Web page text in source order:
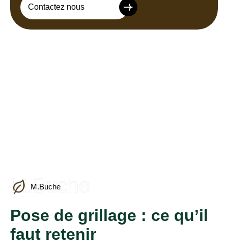
Contactez nous
M.Buche
M.Buche
Pose de grillage : ce qu’il
faut retenir